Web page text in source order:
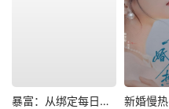
暴富：从绑定每日消费系统开始 新婚慢热